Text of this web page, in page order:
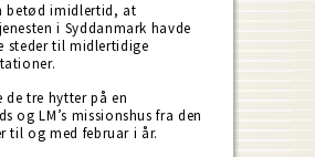
betød imidlertid, at
i Syddanmark havde
steder til midlertidige
de tre hytter på en
og LM’s missionshus fra den
til og med februar i år.